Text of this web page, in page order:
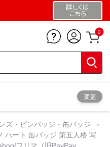
詳しくは
こちら
0
変更
ズ・ピンバッジ・缶バッジ
ハート 缶バッジ 第五人格 写